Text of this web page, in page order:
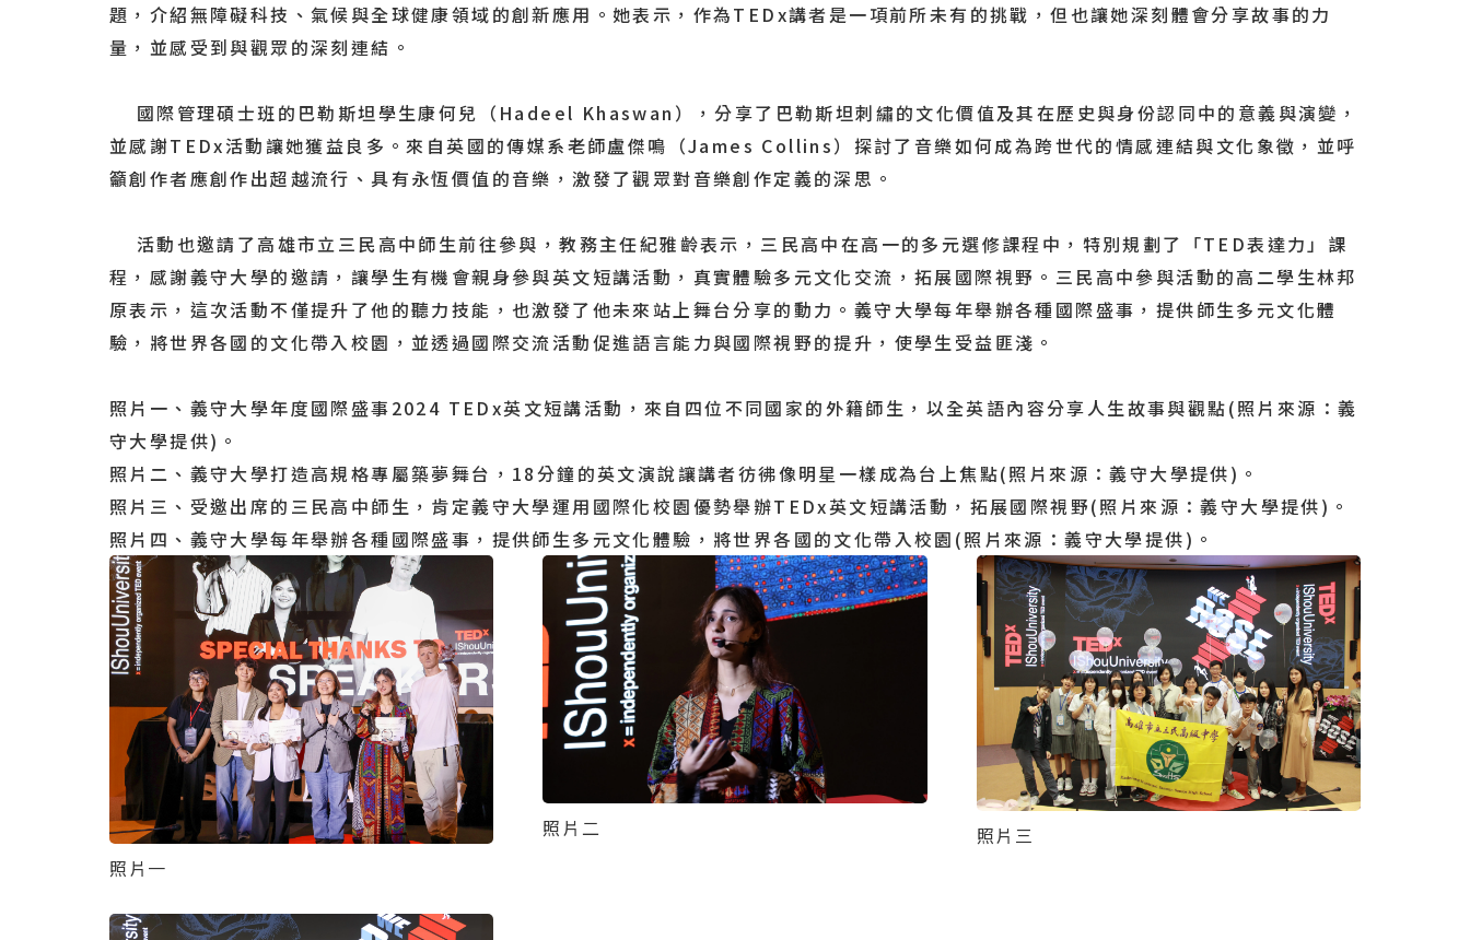
題，介紹無障礙科技、氣候與全球健康領域的創新應用。她表示，作為TEDx講者是一項前所未有的挑戰，但也讓她深刻體會分享故事的力
量，並感受到與觀眾的深刻連結。
國際管理碩士班的巴勒斯坦學生康何兒（Hadeel Khaswan），分享了巴勒斯坦刺繡的文化價值及其在歷史與身份認同中的意義與演變，
並感謝TEDx活動讓她獲益良多。來自英國的傳媒系老師盧傑鳴（James Collins）探討了音樂如何成為跨世代的情感連結與文化象徵，並呼
籲創作者應創作出超越流行、具有永恆價值的音樂，激發了觀眾對音樂創作定義的深思。
活動也邀請了高雄市立三民高中師生前往參與，教務主任紀雅齡表示，三民高中在高一的多元選修課程中，特別規劃了「TED表達力」課
程，感謝義守大學的邀請，讓學生有機會親身參與英文短講活動，真實體驗多元文化交流，拓展國際視野。三民高中參與活動的高二學生林邦
原表示，這次活動不僅提升了他的聽力技能，也激發了他未來站上舞台分享的動力。義守大學每年舉辦各種國際盛事，提供師生多元文化體
驗，將世界各國的文化帶入校園，並透過國際交流活動促進語言能力與國際視野的提升，使學生受益匪淺。
照片一、義守大學年度國際盛事2024 TEDx英文短講活動，來自四位不同國家的外籍師生，以全英語內容分享人生故事與觀點(照片來源：義
守大學提供)。
照片二、義守大學打造高規格專屬築夢舞台，18分鐘的英文演說讓講者彷彿像明星一樣成為台上焦點(照片來源：義守大學提供)。
照片三、受邀出席的三民高中師生，肯定義守大學運用國際化校園優勢舉辦TEDx英文短講活動，拓展國際視野(照片來源：義守大學提供)。
照片四、義守大學每年舉辦各種國際盛事，提供師生多元文化體驗，將世界各國的文化帶入校園(照片來源：義守大學提供)。
照片一
照片二 照片三